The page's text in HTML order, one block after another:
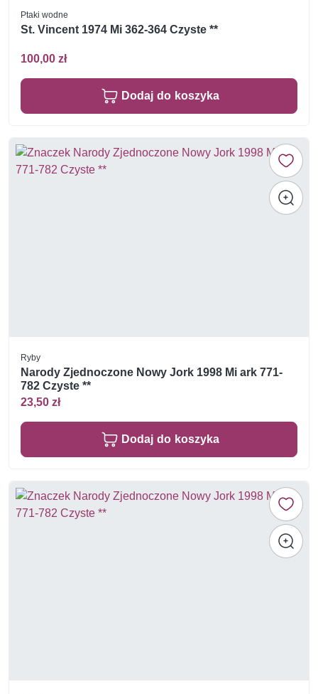
Ptaki wodne
St. Vincent 1974 Mi 362-364 Czyste **
100,00 zł
Dodaj do koszyka
Ryby
Narody Zjednoczone Nowy Jork 1998 Mi ark 771-
782 Czyste **
23,50 zł
Dodaj do koszyka